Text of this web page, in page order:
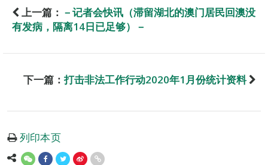
上一篇： －记者会快讯（滞留湖北的澳门居民回澳没
有发病，隔离14日已足够）－
下一篇： 打击非法工作行动2020年1月份统计资料
列印本页